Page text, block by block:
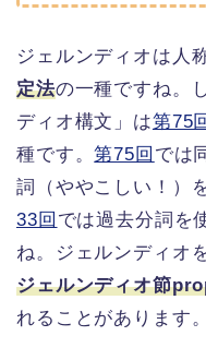
ジェルンディオは人
定法の一種ですね。
ディオ構文」は第75
種です。第75回 では
詞（ややこしい！）
33回 では過去分詞を
ね。ジェルンディオ
ジェルンディオ節
れることがあります。